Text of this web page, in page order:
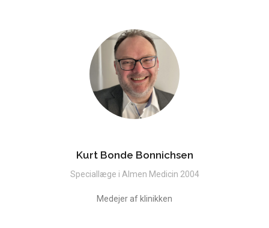
Kurt Bonde Bonnichsen
Speciallæge i Almen Medicin 2004
Medejer af klinikken